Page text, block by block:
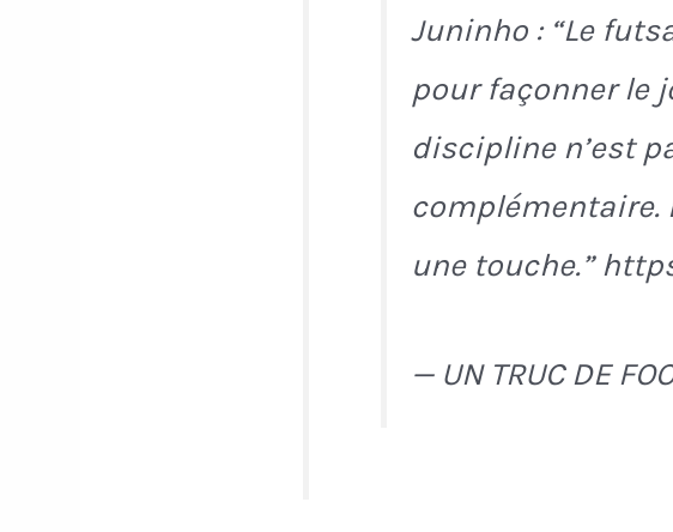
Juninho : “Le
pour façonner le
discipline n’est
complémentaire.
une touche.”
— UN TRUC DE